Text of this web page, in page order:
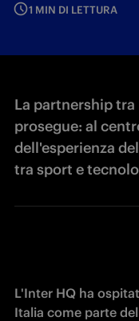
1 MIN DI LETTURA
La partnership tra
prosegue: al
dell'esperienza
tra sport e
L'Inter HQ ha
Italia come parte